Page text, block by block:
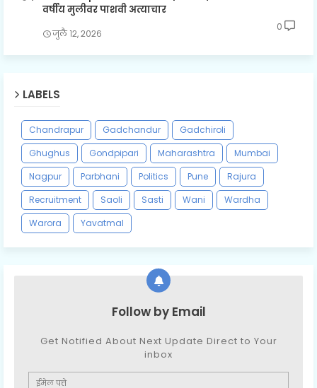
वर्षीय मुलीवर पाशवी अत्याचार
जुलै १२, २०२६
0
LABELS
Chandrapur Gadchandur
Gadchiroli
Ghughus
Gondpipari Maharashtra
Mumbai
Nagpur
Parbhani Politics Pune
Rajura
Recruitment
Saoli Sasti Wani
Wardha
Warora
Yavatmal
Follow by Email
Get Notified About Next Update Direct to Your
inbox